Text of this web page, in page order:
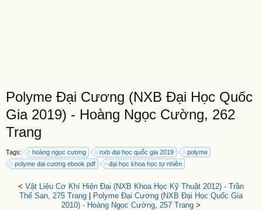
Polyme Đại Cương (NXB Đại Học Quốc
Gia 2019) - Hoàng Ngọc Cường, 262
Trang
Tags: hoàng ngọc cương nxb đại học quốc gia 2019
polyme
polyme đại cương ebook pdf
đại học khoa học tự nhiên
< Vật Liệu Cơ Khí Hiện Đại (NXB Khoa Học Kỹ Thuật 2012) - Trần
Thế San, 275 Trang
Polyme Đại Cương (NXB Đại Học Quốc Gia
2010) - Hoàng Ngọc Cường, 257 Trang >